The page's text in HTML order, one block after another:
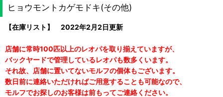
ヒョウモントカゲモドキ(その他)
【在庫リスト】 2022年2月2日更新
店舗に常時100匹以上のレオパを取り揃えていますが、
バックヤードで管理しているレオパも数多くいます。
それ故、店舗に置いてないモルフの個体もございます。
数日前に連絡いただければご用意することも可能なので、
モルフでお探しのお客様は前もってご連絡ください。